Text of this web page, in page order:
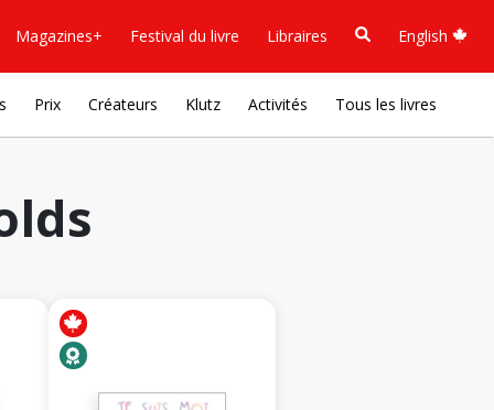
Magazines+ Festival du livre Libraires English
Prix Créateurs Klutz Activités Tous les livres